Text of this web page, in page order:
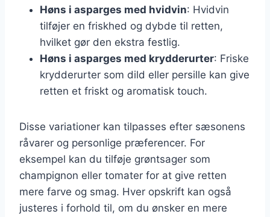
Høns i asparges med hvidvin: Hvidvin
tilføjer en friskhed og dybde til retten,
hvilket gør den ekstra festlig.
Høns i asparges med krydderurter: Friske
krydderurter som dild eller persille kan give
retten et friskt og aromatisk touch.
Disse variationer kan tilpasses efter sæsonens
råvarer og personlige præferencer. For
eksempel kan du tilføje grøntsager som
champignon eller tomater for at give retten
mere farve og smag. Hver opskrift kan også
justeres i forhold til, om du ønsker en mere